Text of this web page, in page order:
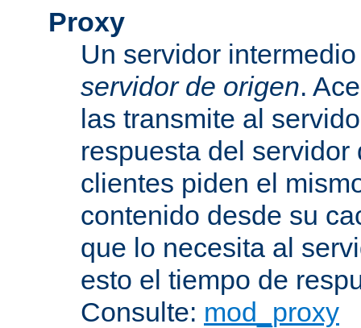
Proxy
Un servidor
servidor de origen.
las transmite al
respuesta del
clientes piden el
contenido desde su
que lo necesita al
esto el tiempo de
Consulte: mod_proxy